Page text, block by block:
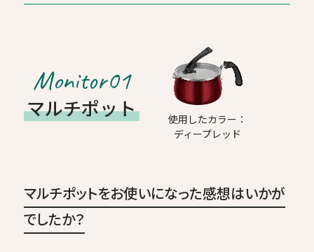
Monitor01
マルチポット
使用したカラー：
ディープレッド
マルチポットをお使いになった感想はいかが
でしたか？